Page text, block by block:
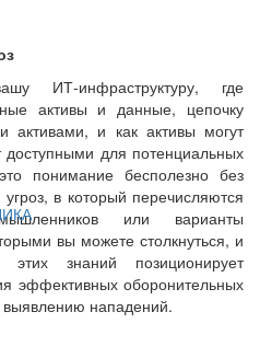
ИТ-инфраструктуру, где
активы и данные, цепочку
активами, и как активы могут
для потенциальных
понимание бесполезно без
в который перечисляются
или варианты
вы можете столкнуться, и
знаний позиционирует
эффективных оборонительных
нападений.